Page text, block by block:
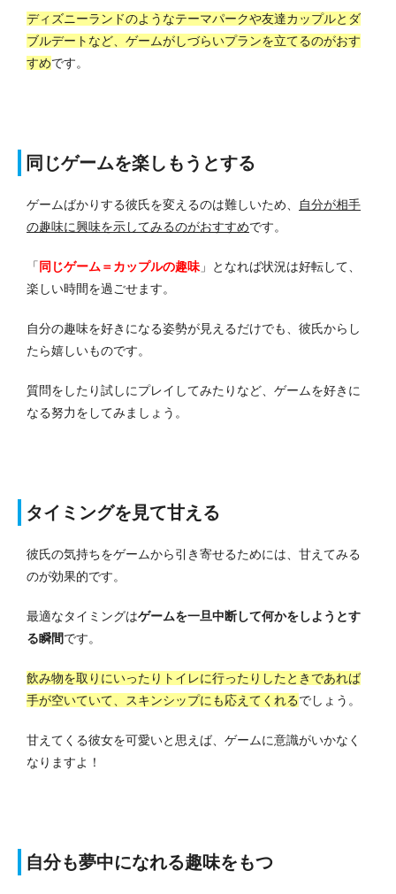
ディズニーランドのようなテーマパークや友達カップルとダ
ブルデートなど、ゲームがしづらいプランを立てるのがおす
すめです。
同じゲームを楽しもうとする
ゲームばかりする彼氏を変えるのは難しいため、
自分が相手
の趣味に興味を示してみるのがおすすめです。
「 同じゲーム＝カップルの趣味 」となれば状況は好転して、
楽しい時間を過ごせます。
自分の趣味を好きになる姿勢が見えるだけでも、彼氏からし
たら嬉しいものです。
質問をしたり試しにプレイしてみたりなど、ゲームを好きに
なる努力をしてみましょう。
タイミングを見て甘える
彼氏の気持ちをゲームから引き寄せるためには、甘えてみる
のが効果的です。
最適なタイミングはゲームを一旦中断して何かをしようとす
る瞬間です。
飲み物を取りにいったりトイレに行ったりしたときであれば
手が空いていて、スキンシップにも応えてくれるでしょう。
甘えてくる彼女を可愛いと思えば、ゲームに意識がいかなく
なりますよ！
自分も夢中になれる趣味をもつ